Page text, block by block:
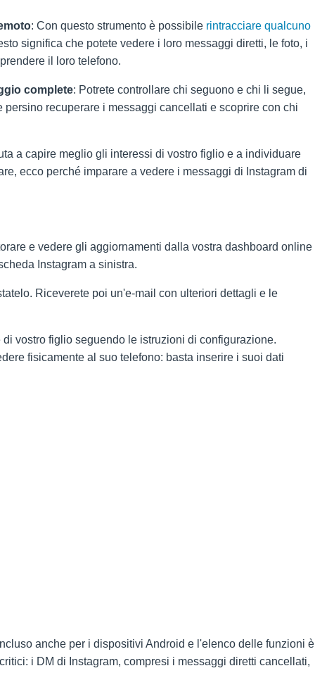
: Con questo strumento è possibile rintracciare qualcuno
significa che potete vedere i loro messaggi diretti, le foto, i
il loro telefono.
complete: Potrete controllare chi seguono e chi li segue,
persino recuperare i messaggi cancellati e scoprire con chi
a capire meglio gli interessi di vostro figlio e a individuare
ecco perché imparare a vedere i messaggi di Instagram di
e vedere gli aggiornamenti dalla vostra dashboard online
Instagram a sinistra.
Riceverete poi un'e-mail con ulteriori dettagli e le
vostro figlio seguendo le istruzioni di configurazione.
fisicamente al suo telefono: basta inserire i suoi dati
anche per i dispositivi Android e l'elenco delle funzioni è
i DM di Instagram, compresi i messaggi diretti cancellati,